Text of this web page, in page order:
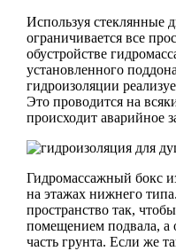
Используя стеклянные
ограничивается все
обустройстве
установленного
гидроизоляции
Это проводится на
происходит аварийное
Гидромассажный бокс
на этажах нижнего
пространство так,
помещением подвала, а
часть грунта. Если же